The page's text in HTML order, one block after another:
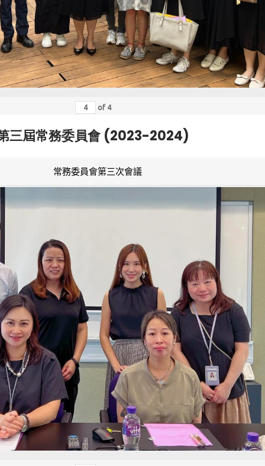
of 4
三屆常務委員會 (2023-2024)
常務委員會第三次會議